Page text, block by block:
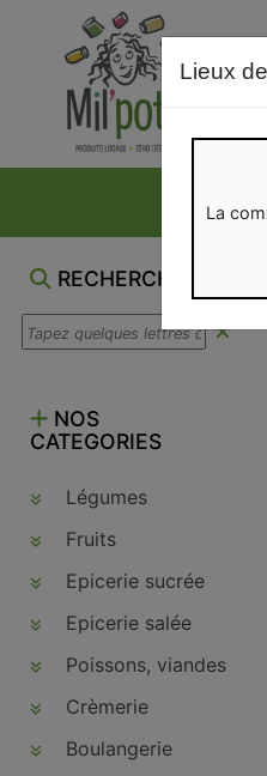
RECHERCHE
NOS
CATEGORIES
Légumes
Fruits
Epicerie sucrée
Epicerie salée
Poissons, viandes,
Crèmerie
Boulangerie
Lieux
La